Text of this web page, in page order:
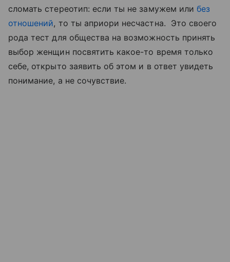
сломать стереотип: если ты не замужем илибез
отношений, то ты априори несчастна. Это своего
рода тест для общества на возможность принять
выбор женщин посвятить какое-то время только
себе, открыто заявить об этом и в ответ увидеть
понимание, а не сочувствие.